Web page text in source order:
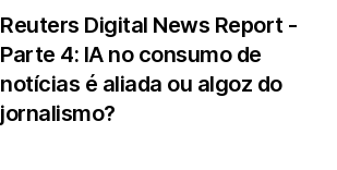
Reuters Digital News Report -
Parte 4: IA no consumo de
notícias é aliada ou algoz do
jornalismo?